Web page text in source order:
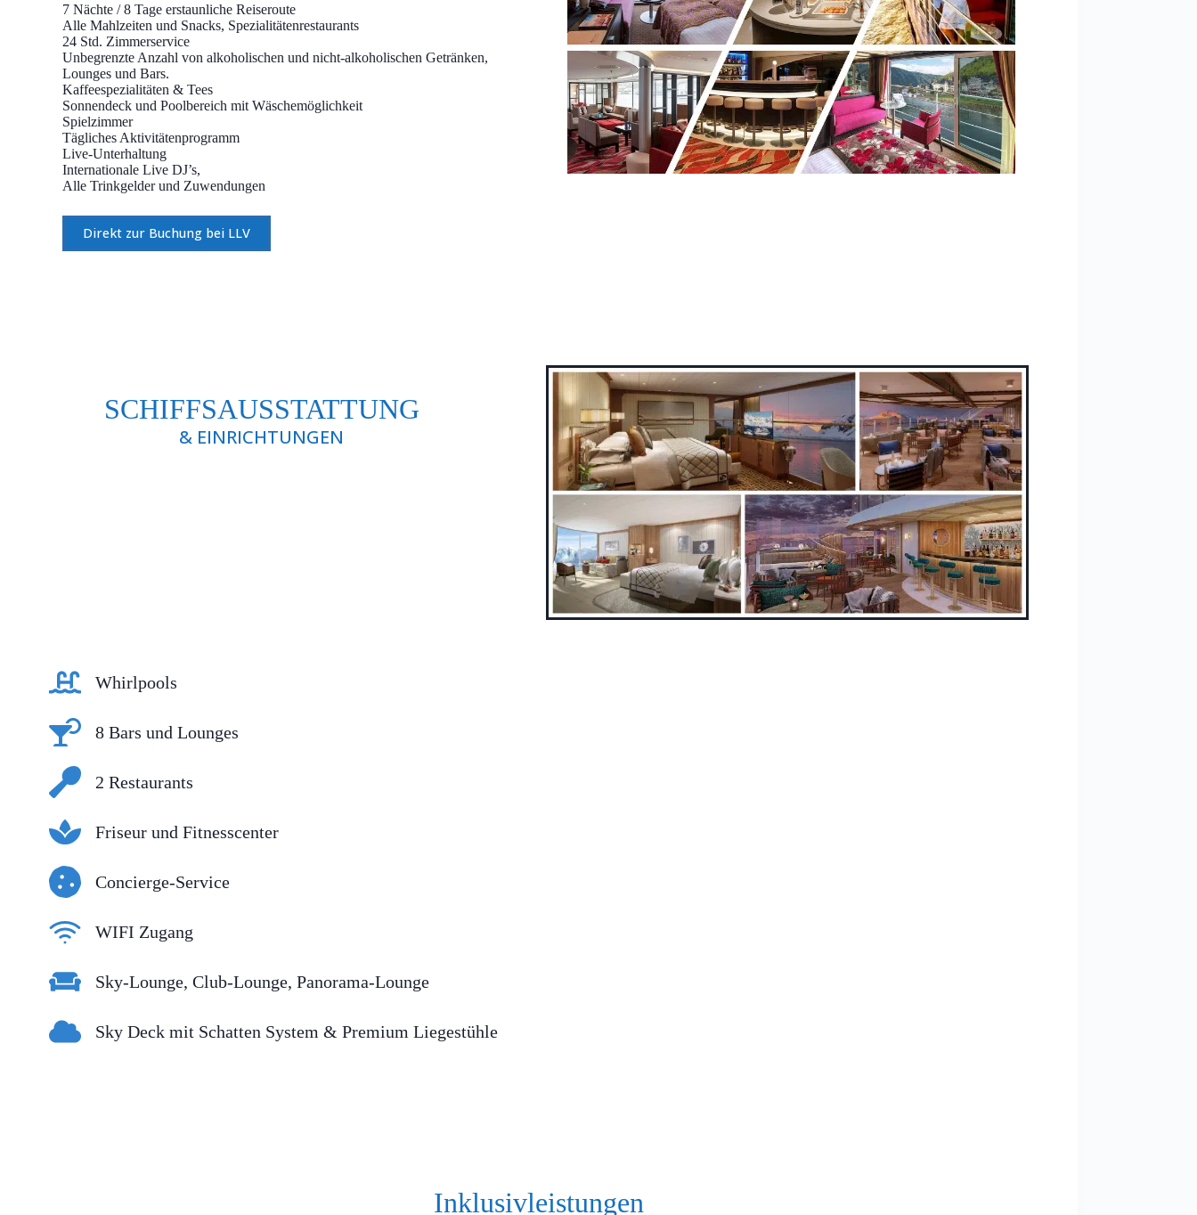
7 Nächte / 8 Tage erstaunliche Reiseroute
Alle Mahlzeiten und Snacks, Spezialitätenrestaurants
24 Std. Zimmerservice
Unbegrenzte Anzahl von alkoholischen und nicht-alkoholischen Getränken,
Lounges und Bars.
Kaffeespezialitäten & Tees
Sonnendeck und Poolbereich mit Wäschemöglichkeit
Spielzimmer
Tägliches Aktivitätenprogramm
Live-Unterhaltung
Internationale Live DJ’s,
Alle Trinkgelder und Zuwendungen
Direkt zur Buchung bei LLV
SCHIFFSAUSSTATTUNG
& EINRICHTUNGEN
Whirlpools
8 Bars und Lounges
2 Restaurants
Friseur und Fitnesscenter
Concierge-Service
WIFI Zugang
Sky-Lounge, Club-Lounge, Panorama-Lounge
Sky Deck mit Schatten System & Premium Liegestühle
Inklusivleistungen